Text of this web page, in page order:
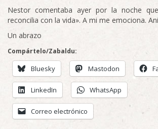
Nestor comentaba ayer por la noche
reconcilia con la vida». A mi me emociona.
Un abrazo
Compártelo/Zabaldu:
Bluesky Mastodon
LinkedIn WhatsApp
Correo electrónico